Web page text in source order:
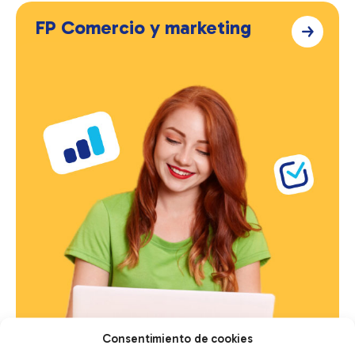
Consentimiento de cookies
FP Comercio y marketing